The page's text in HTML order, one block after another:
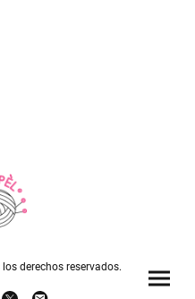
derechos reservados.